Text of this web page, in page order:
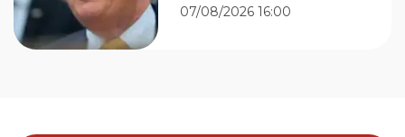
07/08/2026 16:00